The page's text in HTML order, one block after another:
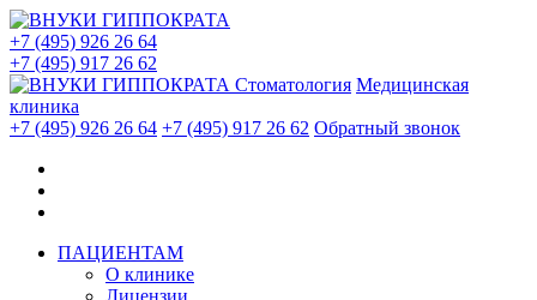
+7 (495) 926 26 64
+7 (495) 917 26 62
Стоматология Медицинская
клиника
+7 (495) 926 26 64 +7 (495) 917 26 62 Обратный звонок
ПАЦИЕНТАМ
О клинике
Лицензии